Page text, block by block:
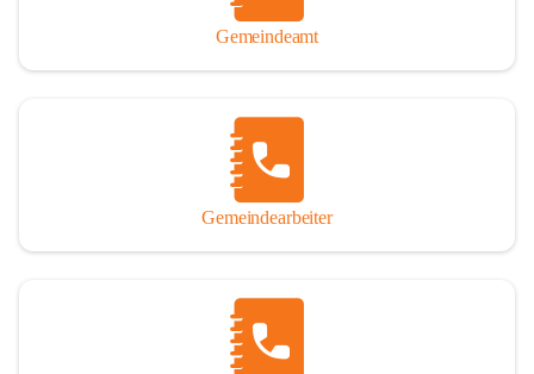
Andreas Rohatsch wurde auf das System der Fußnoten verzichtet.
Wo eine genaue Quellenangabe sinnvoll und notwendig erschien,
sind die entsprechenden Quellenhinweise in den fließenden Text
eingearbeitet. Der leichteren Lesbarkeit halber ist auch von einer
streng gendergerechten Ausdrucksform Abstand genommen
So darf ich Sie zu einer interessanten, vergnüglichen und
manchmal auch nachdenklich machenden Zeitreise durch die
Gemeindeamt
Gemeindearbeiter